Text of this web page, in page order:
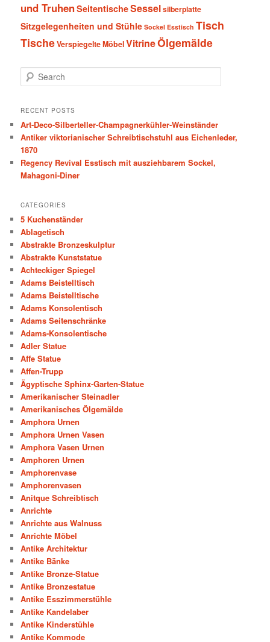
und TruhenSeitentischeSesselsilberplatte
Sitzgelegenheiten und Stühle Sockel Esstisch Tisch
TischeVerspiegelte MöbelVitrineÖlgemälde
e
r
h
RECENT POSTS
Art-Deco-Silberteller-Champagnerkühler-Weinständer
Antiker viktorianischer Schreibtischstuhl aus Eichenleder,
1870
Regency Revival Esstisch mit ausziehbarem Sockel,
Mahagoni-Diner
CATEGORIES
5 Kuchenständer
Ablagetisch
Abstrakte Bronzeskulptur
Abstrakte Kunststatue
Achteckiger Spiegel
Adams Beistelltisch
Adams Beistelltische
Adams Konsolentisch
Adams Seitenschränke
Adams-Konsolentische
Adler Statue
Affe Statue
Affen-Trupp
Ägyptische Sphinx-Garten-Statue
Amerikanischer Steinadler
Amerikanisches Ölgemälde
Amphora Urnen
Amphora Urnen Vasen
Amphora Vasen Urnen
Amphoren Urnen
Amphorenvase
Amphorenvasen
Anitque Schreibtisch
Anrichte
Anrichte aus Walnuss
Anrichte Möbel
Antike Architektur
Antike Bänke
Antike Bronze-Statue
Antike Bronzestatue
Antike Esszimmerstühle
Antike Kandelaber
Antike Kinderstühle
Antike Kommode